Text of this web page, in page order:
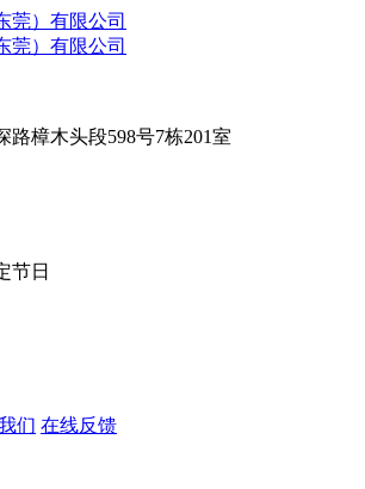
路樟木头段598号7栋201室
节日
们 在线反馈